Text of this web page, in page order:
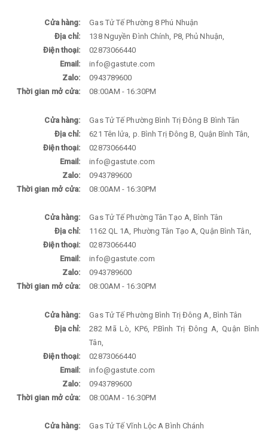
Cửa hàng:
Gas Tử Tế Phường 8 Phú Nhuận
Địa chỉ:
138 Nguyền Đình Chính, P8, Phủ Nhuận,
Điện thoại:
02873066440
Email:
info@gastute.com
Zalo:
0943789600
Thời gian mở cửa:
08:00AM - 16:30PM
Cửa hàng:
Gas Tử Tế Phường Bình Trị Đông B Bình Tân
Địa chỉ:
621 Tên lửa, p. Bình Trị Đông B, Quận Bình Tân,
Điện thoại:
02873066440
Email:
info@gastute.com
Zalo:
0943789600
Thời gian mở cửa:
08:00AM - 16:30PM
Cửa hàng:
Gas Tử Tế Phường Tân Tạo A, Bình Tân
Địa chỉ:
1162 QL 1A, Phường Tân Tạo A, Quận Bình Tân,
Điện thoại:
02873066440
Email:
info@gastute.com
Zalo:
0943789600
Thời gian mở cửa:
08:00AM - 16:30PM
Cửa hàng:
Gas Tử Tế Phường Bình Trị Đông A, Bình Tân
Địa chỉ:
282 Mã Lò, KP6, P.Bình Trị Đông A, Quận Bình
Tân,
Điện thoại:
02873066440
Email:
info@gastute.com
Zalo:
0943789600
Thời gian mở cửa:
08:00AM - 16:30PM
Cửa hàng: Gas Tử Tế Vĩnh Lộc A Bình Chánh